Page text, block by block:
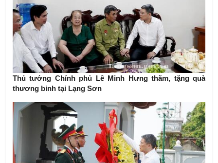
Thủ tướng Chính phủ Lê Minh Hưng thăm, tặng quà
thương binh tại Lạng Sơn